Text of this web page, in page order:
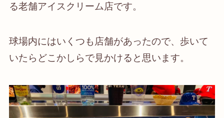
る老舗アイスクリーム店です。
球場内にはいくつも店舗があったので、歩いて
いたらどこかしらで見かけると思います。